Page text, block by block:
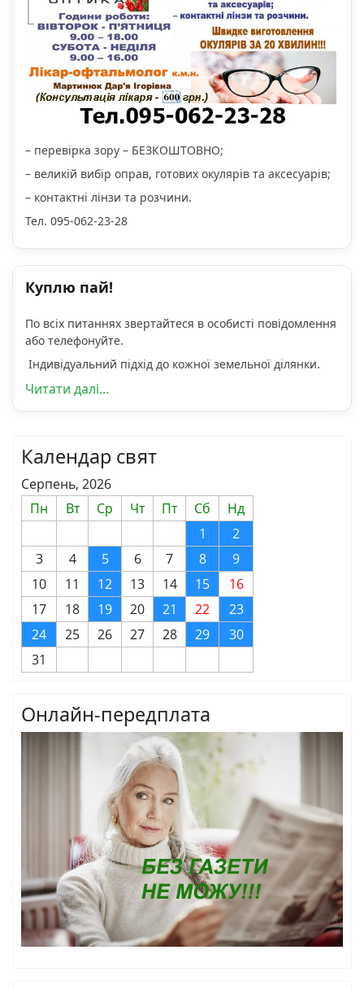
– перевірка зору – БЕЗКОШТОВНО;
– великій вибір оправ, готових окулярів та аксесуарів;
– контактні лінзи та розчини.
Тел. 095-062-23-28
Куплю пай!
По всіх питаннях звертайтеся в особисті повідомлення
або телефонуйте.
Індивідуальний підхід до кожної земельної ділянки.
Читати далі...
Календар свят
Серпень, 2026
Пн
Вт Ср Чт Пт Сб
Нд
1
2
3
4 5 6 7 8
9
10
11 12 13 14 15
16
17
18 19 20 21 22
23
24
25 26 27 28 29
30
31
Онлайн-передплата